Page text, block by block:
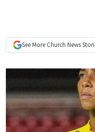
See More Church News